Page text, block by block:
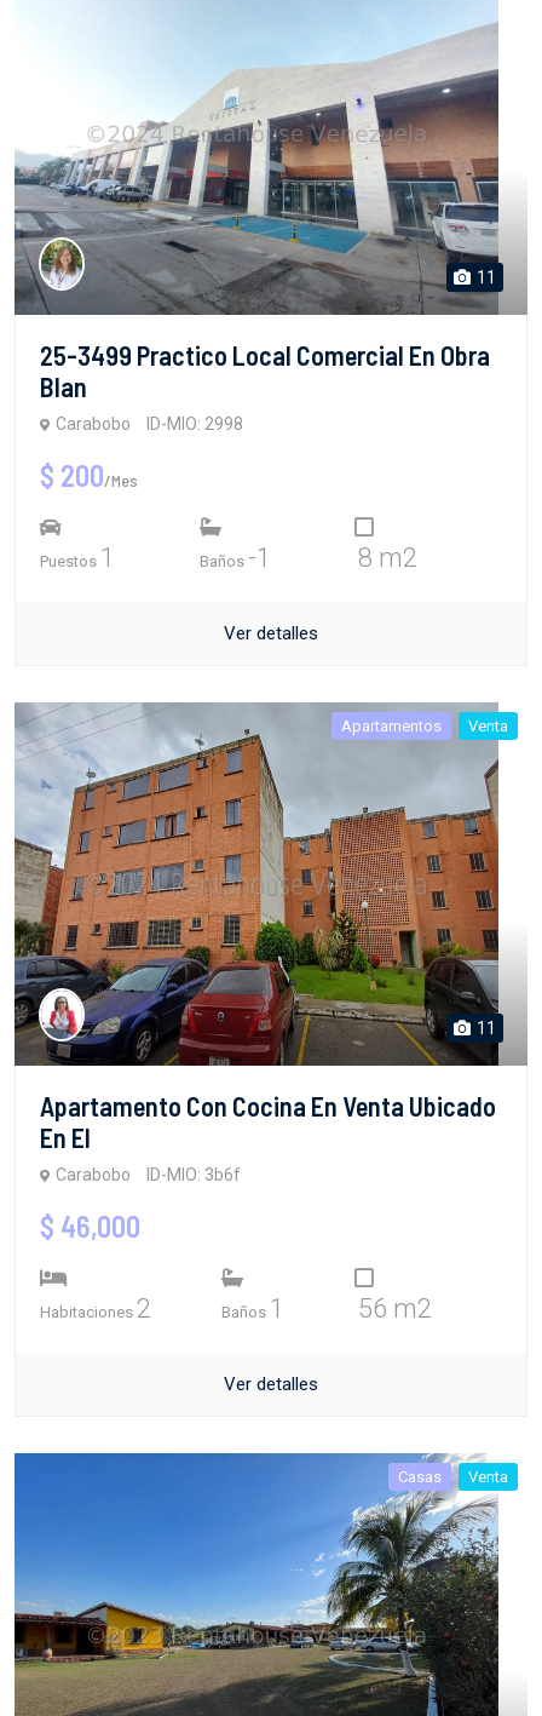
11
25-3499 Practico Local Comercial En Obra
Blan
Carabobo ID-MIO: 2998
$ 200/Mes
Puestos 1 Baños -1 8 m2
Ver detalles
Apartamentos Venta
11
Apartamento Con Cocina En Venta Ubicado
En El
Carabobo ID-MIO: 3b6f
$ 46,000
Habitaciones 2 Baños 1 56 m2
Ver detalles
Casas Venta